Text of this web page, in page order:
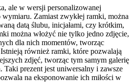
ale w wersji personalizowanej
wymiaru. Zamiast zwykłej ramki, można
datą ślubu, inicjałami, czy krótkim,
można włożyć nie tylko jedno zdjęcie,
dla nich momentów, tworząc
również ramki, które pozwalają
zdjęć, tworząc tym samym galerię
prezent jest uniwersalny i zawsze
na eksponowanie ich miłości w